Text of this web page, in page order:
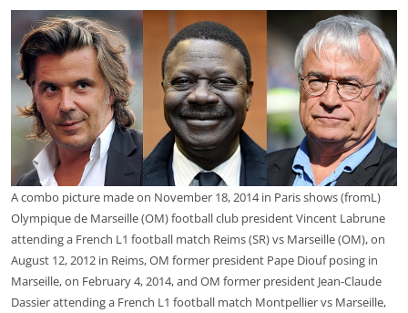
A combo picture made on November 18, 2014 in Paris shows (fromL)
Olympique de Marseille (OM) football club president Vincent Labrune
attending a French L1 football match Reims (SR) vs Marseille (OM), on
August 12, 2012 in Reims, OM former president Pape Diouf posing in
Marseille, on February 4, 2014, and OM former president Jean-Claude
Dassier attending a French L1 football match Montpellier vs Marseille,